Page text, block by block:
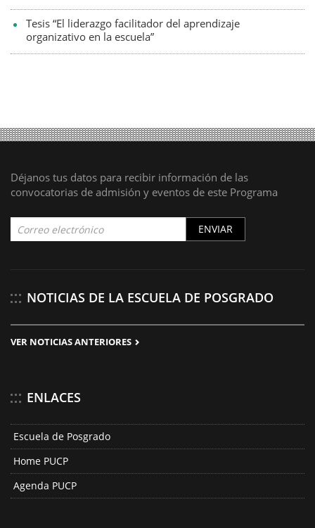
Tesis “El liderazgo facilitador del aprendizaje
organizativo en la escuela”
Déjanos tus datos para recibir información de las
convocatorias de admisión y eventos de este Programa
ENVIAR
NOTICIAS DE LA ESCUELA DE POSGRADO
VER NOTICIAS ANTERIORES
ENLACES
Escuela de Posgrado
Home PUCP
Agenda PUCP